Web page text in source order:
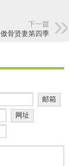
下一篇
傲骨贤妻第四季
邮箱
网址